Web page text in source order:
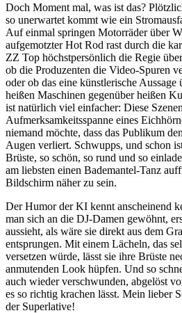
Doch Moment mal, was ist das?
so unerwartet kommt wie ein
Auf einmal springen Motorräder über
aufgemotzter Hot Rod rast durch die
ZZ Top höchstpersönlich die Regie
ob die Produzenten die Video-Spuren
oder ob das eine künstlerische
heißen Maschinen gegenüber heißen
ist natürlich viel einfacher: Diese
Aufmerksamkeitsspanne eines
niemand möchte, dass das Publikum
Augen verliert. Schwupps, und schon
Brüste, so schön, so rund und so
am liebsten einen Bademantel-Tanz
Bildschirm näher zu sein.
Der Humor der KI kennt anscheinend
man sich an die DJ-Damen gewöhnt,
aussieht, als wäre sie direkt aus dem
entsprungen. Mit einem Lächeln, das
versetzen würde, lässt sie ihre Brüste
anmutenden Look hüpfen. Und so
auch wieder verschwunden, abgelöst
es so richtig krachen lässt. Mein lieber
der Superlative!